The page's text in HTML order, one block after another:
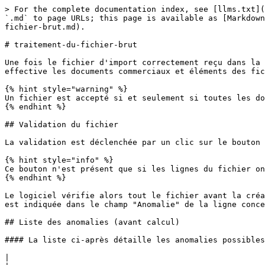
> For the complete documentation index, see [llms.txt](https://docs.dailybiz.com/index/llms.txt). Markdown versions of documentation pages are available by appending `.md` to page URLs; this page is available as [Markdown](https://docs.dailybiz.com/index/gestion-commerciale-bis/traitements/imports/partenaires-ventes/traitement-du-fichier-brut.md).

# traitement-du-fichier-brut

Une fois le fichier d'import correctement reçu dans la grille, il doit être traité pour tester la cohérence des informations qu'il contient et générer de façon effective les documents commerciaux et éléments des fichiers liés dans notre module de Gestion commerciale.

{% hint style="warning" %}
Un fichier est accepté si et seulement si toutes les données qu'il contient sont valides.
{% endhint %}

## Validation du fichier

La validation est déclenchée par un clic sur le bouton ![](/files/qFJRCAL7cKTvUwCWILji).

{% hint style="info" %}
Ce bouton n'est présent que si les lignes du fichier ont été correctement importées dans la grille.
{% endhint %}

Le logiciel vérifie alors tout le fichier avant la création des commandes / factures. Si une anomalie est détectée, la validation est refusée et la nature du problème est indiquée dans le champ "Anomalie" de la ligne concernée.

## Liste des anomalies (avant calcul)

#### La liste ci-après détaille les anomalies possibles :

|                                                                                |                                                                                                                                                                                                                                                                                                                                                                                                                                                                                                                                                                                                                                                                                                                                                     |
| ------------------------------------------------------------------------------ |